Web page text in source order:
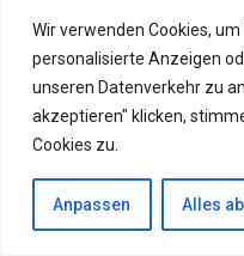
Wir verwenden Cookies,
personalisierte Anzeigen
unseren Datenverkehr zu
akzeptieren" klicken,
Cookies zu.
Anpassen Alles
ANTWORT
Deine E-Mail-Adresse wird
Felder sind mit*markiert